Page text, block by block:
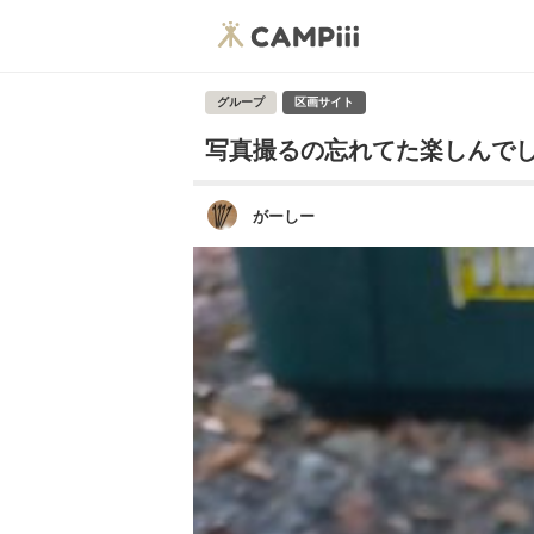
グループ 区画サイト
写真撮るの忘れてた楽しんで
がーしー